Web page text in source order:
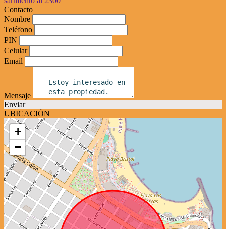
Contacto
Nombre
Teléfono
PIN
Celular
Email
Mensaje
Enviar
UBICACIÓN
+
−